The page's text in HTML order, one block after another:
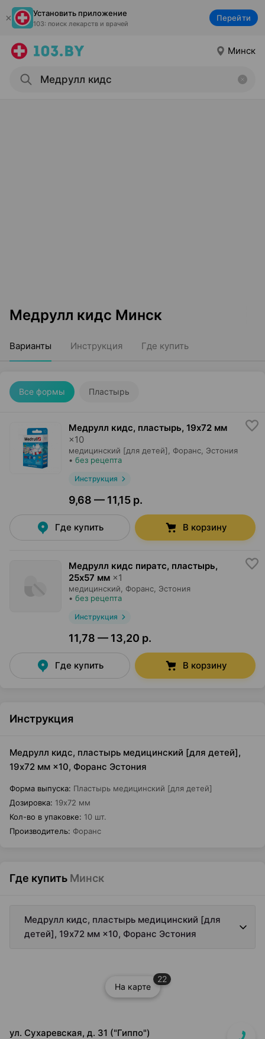
Установить приложение
103: поиск лекарств и врачей
Перейти
Минск
Медрулл кидс Минск
Варианты Инструкция Где купить
Все формы Пластырь
Медрулл кидс, пластырь, 19x72 мм
×10
медицинский [для детей], Форанс , Эстония
• без рецепта
Инструкция
9,68 — 11,15 р.
Где купить В корзину
Медрулл кидс пиратс, пластырь,
25x57 мм ×1
медицинский, Форанс , Эстония
• без рецепта
Инструкция
11,78 — 13,20 р.
Где купить В корзину
Инструкция
Медрулл кидс, пластырь медицинский [для детей],
19x72 мм ×10, Форанс Эстония
Форма выпуска: Пластырь медицинский [для детей]
Дозировка: 19x72 мм
Кол-во в упаковке: 10 шт.
Производитель: Форанс
Где купить Минск
Медрулл кидс, пластырь медицинский [для
детей], 19x72 мм ×10, Форанс Эстония
На карте
22
ул. Сухаревская, д. 31 ("Гиппо")